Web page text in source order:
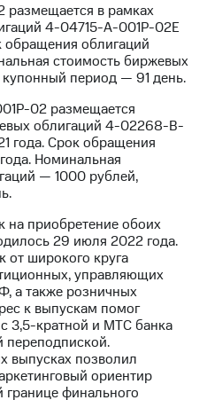
в рамках
4-04715-A-001P-02E
обращения облигаций
стоимость биржевых
период — 91 день.
02 размещается
облигаций 4-02268-B-
года. Срок обращения
Номинальная
— 1000 рублей,
на приобретение обоих
29 июля 2022 года.
от широкого круга
управляющих
а также розничных
к выпускам помог
3,5-кратной и МТС банка
переподпиской.
выпусках позволил
ориентир
финального